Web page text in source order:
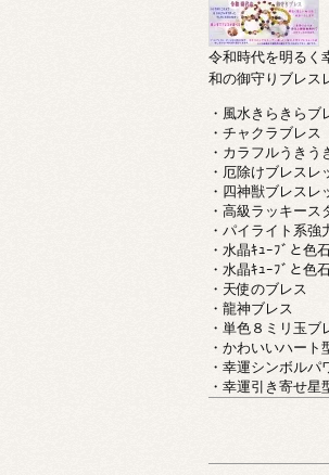
令和時代を明るく
和の御守りブレス
・風水きらきらブ
・チャクラブレス
・カラフルうきう
・厄除けブレスレ
・四神獣ブレスレ
・高級ラッキース
・パイライト系強
・水晶ｷｭｰﾌﾞと色
・水晶ｷｭｰﾌﾞと色
・天使のブレス
・龍神ブレス
・単色８ミリ玉ブ
・かわいいハー
・幸運シンボルパ
・幸運引き寄せ星